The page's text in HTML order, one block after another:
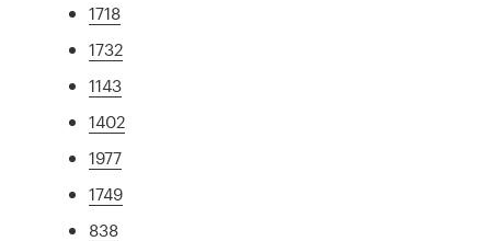
1718
1732
1143
1402
1977
1749
838